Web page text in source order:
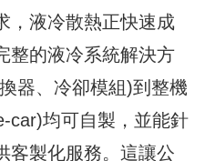
，液冷散熱正快速成
整的液冷系統解決方
器、冷卻模組)到整機
car)均可自製，並能針
客製化服務。這讓公